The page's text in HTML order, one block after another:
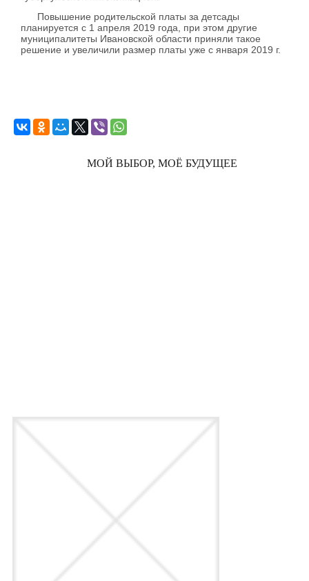
Повышение родительской платы за детсады
планируется с 1 апреля 2019 года, при этом другие
муниципалитеты Ивановской области приняли такое
решение и увеличили размер платы уже с января 2019 г.
МОЙ ВЫБОР, МОЁ БУДУЩЕЕ